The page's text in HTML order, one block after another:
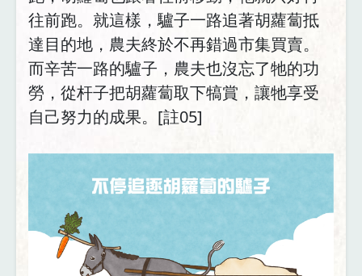
往前跑。就這樣，驢子一路追著胡蘿蔔抵
達目的地，農夫終於不再錯過市集買賣。
而辛苦一路的驢子，農夫也沒忘了牠的功
勞，從杆子把胡蘿蔔取下犒賞，讓牠享受
自己努力的成果。[註05]